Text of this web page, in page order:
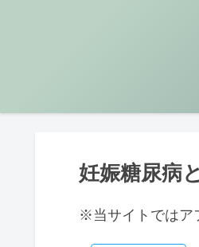
妊娠糖尿病
※当サイトではア